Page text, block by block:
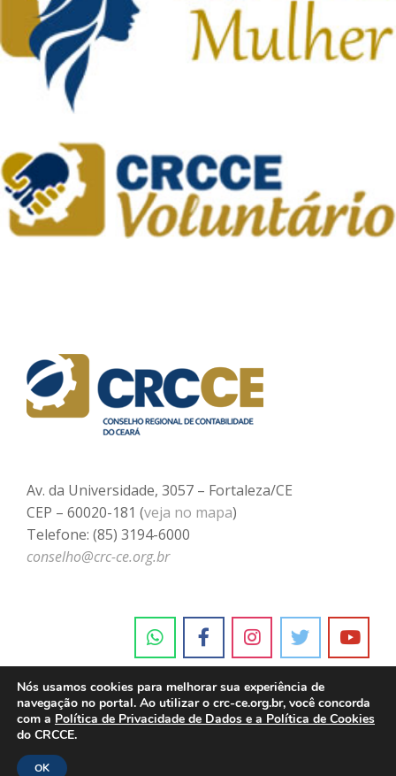
Av. da Universidade, 3057 – Fortaleza/CE
CEP – 60020-181 (veja no mapa)
Telefone: (85) 3194-6000
conselho@crc-ce.org.br
Nós usamos cookies para melhorar sua experiência de
navegação no portal. Ao utilizar o crc-ce.org.br, você concorda
com a Política de Privacidade de Dados e a Política de Cookies
do CRCCE.
OK